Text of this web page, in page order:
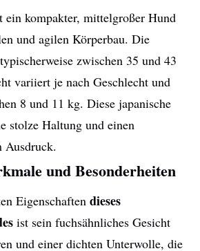
ein kompakter, mittelgroßer Hund
und agilen Körperbau. Die
zwischen 35 und 43
variiert je nach Geschlecht und
8 und 11 kg. Diese japanische
stolze Haltung und einen
Ausdruck.
und Besonderheiten
Eigenschaften dieses
ist sein fuchsähnliches Gesicht
und einer dichten Unterwolle, die